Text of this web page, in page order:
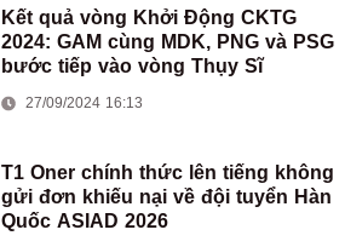
Kết quả vòng Khởi Động CKTG
2024: GAM cùng MDK, PNG và PSG
bước tiếp vào vòng Thụy Sĩ
27/09/2024 16:13
T1 Oner chính thức lên tiếng không
gửi đơn khiếu nại về đội tuyển Hàn
Quốc ASIAD 2026